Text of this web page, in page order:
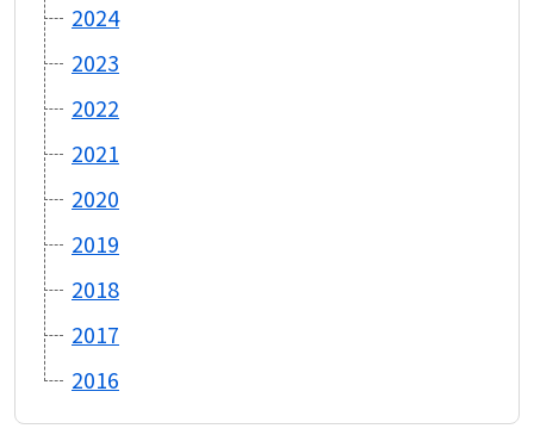
2024
2023
2022
2021
2020
2019
2018
2017
2016